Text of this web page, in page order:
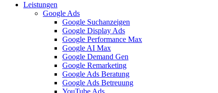
Leistungen
Google Ads
Google Suchanzeigen
Google Display Ads
Google Performance Max
Google AI Max
Google Demand Gen
Google Remarketing
Google Ads Beratung
Google Ads Betreuung
YouTube Ads